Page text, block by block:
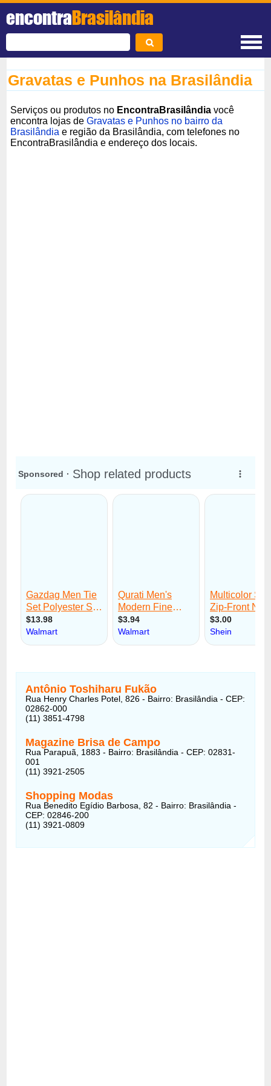
encontraBrasilândia
Gravatas e Punhos na Brasilândia
Serviços ou produtos no EncontraBrasilândia você
encontra lojas deGravatas e Punhos no bairro da
Brasilândia e região da Brasilândia, com telefones no
EncontraBrasilândia e endereço dos locais.
Antônio Toshiharu Fukão
Rua Henry Charles Potel, 826 - Bairro: Brasilândia - CEP:
02862-000
(11) 3851-4798
Magazine Brisa de Campo
Rua Parapuã, 1883 - Bairro: Brasilândia - CEP: 02831-
001
(11) 3921-2505
Shopping Modas
Rua Benedito Egídio Barbosa, 82 - Bairro: Brasilândia -
CEP: 02846-200
(11) 3921-0809